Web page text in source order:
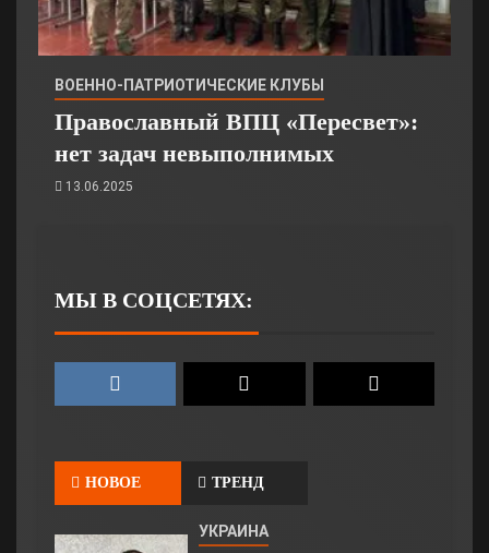
ВОЕННО-ПАТРИОТИЧЕСКИЕ КЛУБЫ
Православный ВПЦ «Пересвет»:
нет задач невыполнимых
13.06.2025
МЫ В СОЦСЕТЯХ:
НОВОЕ ТРЕНД
УКРАИНА